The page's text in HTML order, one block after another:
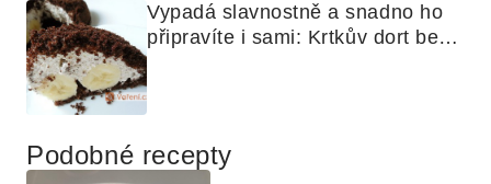
Vypadá slavnostně a snadno ho
připravíte i sami: Krtkův dort bez
Podobné recepty